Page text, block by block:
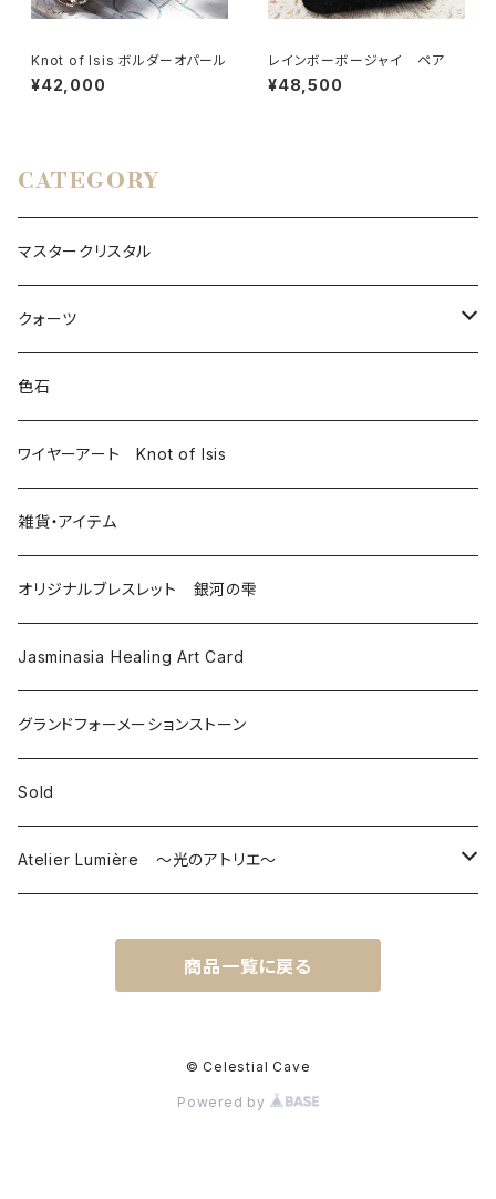
Knot of Isis ボルダーオパール
¥42,000
レインボーボージャイ ペア
¥48,500
CATEGORY
マスタークリスタル
クォーツ
モンドクォーツ
その他クォーツ
色石
ワイヤーアート Knot of Isis
雑貨・アイテム
オリジナルブレスレット 銀河の雫
Jasminasia Healing Art Card
グランドフォーメーションストーン
Sold
Atelier Lumière ～光のアトリエ～
商品一覧に戻る
© Celestial Cave
Powered by